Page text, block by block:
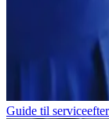
Guide til